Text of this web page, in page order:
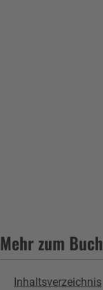
Mehr zum Buch
Inhaltsverzeichnis